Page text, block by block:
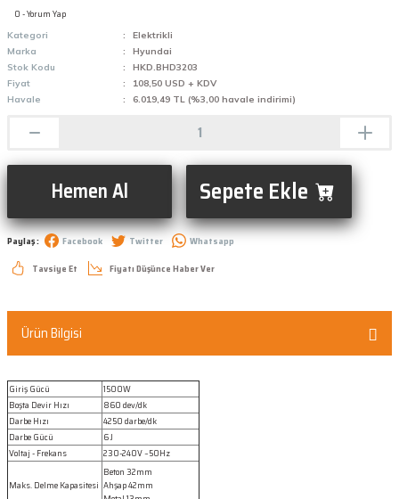
0 - Yorum Yap
Kategori
Elektrikli
Marka
Hyundai
Stok Kodu
HKD.BHD3203
Fiyat
108,50 USD + KDV
Havale
6.019,49 TL (%3,00 havale indirimi)
Hemen Al Sepete Ekle
Paylaş : Facebook Twitter
Whatsapp
Tavsiye Et
Fiyatı Düşünce Haber Ver
Ürün Bilgisi
Giriş Gücü
1500W
Boşta Devir Hızı
860 dev/dk
Darbe Hızı
4250 darbe/dk
Darbe Gücü
6 J
Voltaj - Frekans
230-240V ~50Hz
Maks. Delme Kapasitesi
Beton 32mm
Ahşap 42mm